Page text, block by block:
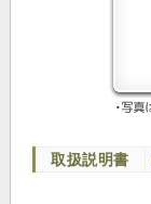
取扱説明書